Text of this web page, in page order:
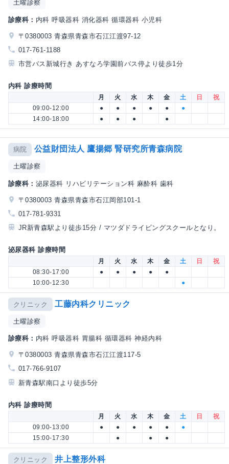
土曜診察
診療科： 内科 呼吸器科 消化器科 循環器科 小児科
〒0380003 青森県青森市石江江渡97-12
017-761-1188
市営バス新城行き あすなろ学園前バス停より徒歩1分
内科 診療時間
月 火 水 木 金 土 日
祝
09:00-12:00
● ● ● ● ●
●
14:00-18:00
● ● ● ●
病院 公益財団法人 鷹揚郷 腎研究所青森病院
土曜診察
診療科： 泌尿器科 リハビリテーション科 麻酔科 歯科
〒0380003 青森県青森市石江岡部101-1
017-781-9331
JR新青森駅より徒歩15分 / マツダドライビングスクールとなり。
泌尿器科 診療時間
月 火 水 木 金 土 日
祝
08:30-17:00
● ● ● ●
●
10:00-12:30
●
クリニック 工藤内科クリニック
土曜診察
診療科： 内科 呼吸器科 胃腸科 循環器科 神経内科
〒0380003 青森県青森市石江江渡117-5
017-766-9107
新青森駅南口より徒歩5分
内科 診療時間
月 火 水 木 金 土 日
祝
09:00-13:00
● ● ● ● ●
●
15:00-17:30
● ● ●
クリニック 井上整形外科